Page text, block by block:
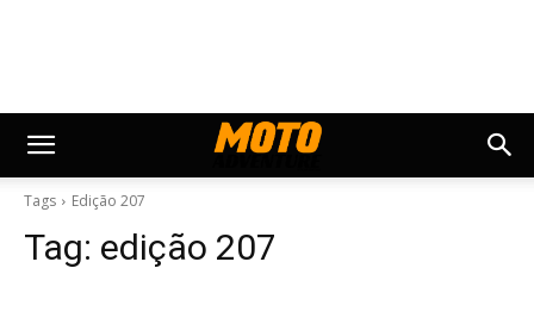
Tags Edição 207
Tag: edição 207